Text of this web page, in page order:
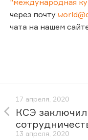
через почту
чата на нашем
17 апреля, 2020
КСЭ
13 апреля, 2020